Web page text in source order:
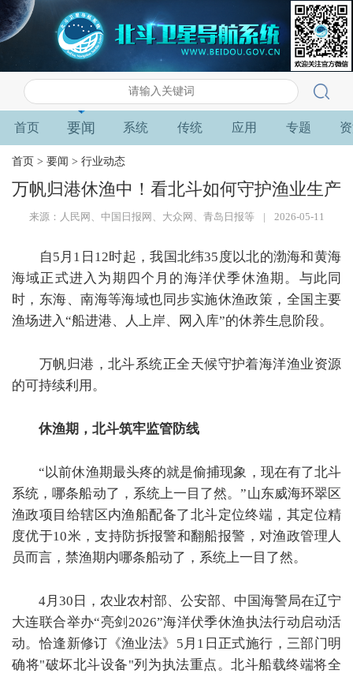
首页 要闻 系统 传统 应用 专题
首页 > 要闻 > 行业动态
万帆归港休渔中！看北斗如何守护渔业生产
来源：人民网、中国日报网、大众网、青岛日报等 | 2026-05-11
自5 月 1 日 12时起，我国北纬35 度以北的渤海和黄海
海域正式进入为期四个月的海洋伏季休渔期。与此同
时，东海、南海等海域也同步实施休渔政策，全国主要
渔场进入 “船进港、人上岸、网入库”的休养生息阶段。
万帆归港，北斗系统正全天候守护着海洋渔业资源
的可持续利用。
休渔期，北斗筑牢监管防线
“ 以前休渔期最头疼的就是偷捕现象，现在有了北斗
系统，哪条船动了，系统上一目了然。”山东威海环翠区
渔政项目给辖区内渔船配备了北斗定位终端，其定位精
度优于10米，支持防拆报警和翻船报警，对渔政管理人
员而言，禁渔期内哪条船动了，系统上一目了然。
4月 30 日，农业农村部、公安部、中国海警局在辽宁
大连联合举办“亮剑 2026”海洋伏季休渔执法行动启动活
动。恰逢新修订《渔业法》 5 月 1 日正式施行，三部门明
确将"破坏北斗设备"列为执法重点。北斗船载终端将全